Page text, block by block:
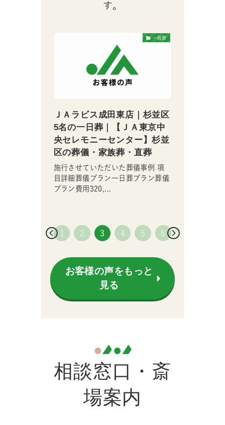
す。
ス成田東店｜杉並区
日葬｜【ＪＡ東京中
ニーセンター】杉並
・家族葬・直葬
ていただいた葬儀事例 項
儀プラン一日葬プラン葬儀
代々幡斎場｜世田谷区 10名
の家族葬｜【ＪＡ東京中央セ
レモニーセンター】世田谷区
の葬儀・家族葬・直葬
施行させていただいた葬儀事例 項
目詳細葬儀プラン家族葬プラン葬儀
お客様の声をもっと
見る
相談窓口・斎
場案内